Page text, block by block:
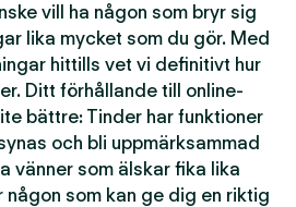
vill ha någon som bryr sig
lika mycket som du gör. Med
hittills vet vi definitivt hur
Ditt förhållande till online-
bättre: Tinder har funktioner
och bli uppmärksammad
vänner som älskar fika lika
någon som kan ge dig en riktig